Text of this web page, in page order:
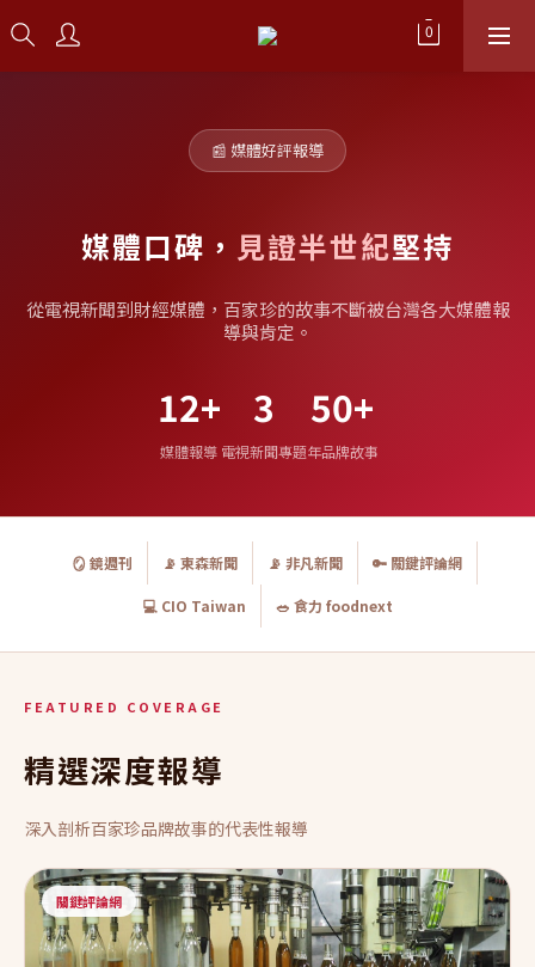
📰 媒體好評報導
媒體口碑， 見證半世紀堅持
從電視新聞到財經媒體，百家珍的故事不斷被台灣各大媒體報
導與肯定。
12+
媒體報導
3
電視新聞專題
50+
年品牌故事
🪞 鏡週刊 📡 東森新聞 📡 非凡新聞 🔑 關鍵評論網
💻 CIO Taiwan 🥗 食力 foodnext
FEATURED COVERAGE
精選深度報導
深入剖析百家珍品牌故事的代表性報導
關鍵評論網